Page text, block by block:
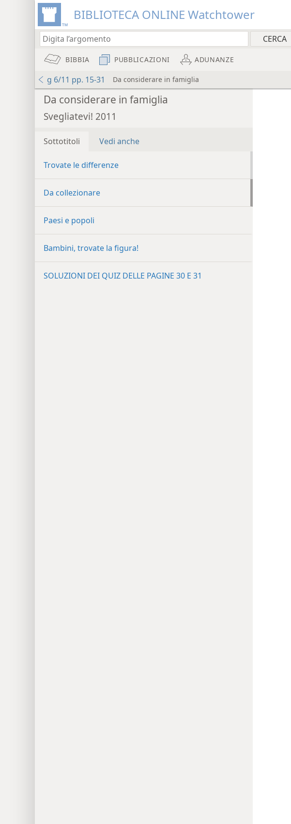
BIBLIOTECA ONLINE Watchtower
BIBBIA PUBBLICAZIONI ADUNANZE
g 6/11 pp. 15-31 Da considerare in famiglia
Da considerare in famiglia
Svegliatevi! 2011
Sottotitoli Vedi anche
Trovate le differenze
Da collezionare
Paesi e popoli
Bambini, trovate la figura!
SOLUZIONI DEI QUIZ DELLE PAGINE 30 E 31